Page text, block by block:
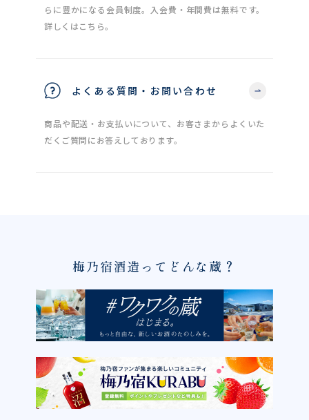
らに豊かになる会員制度。入会費・年間費は無料です。
詳しくはこちら。
よくある質問・お問い合わせ
商品や配送・お支払いについて、お客さまからよくいた
だくご質問にお答えしております。
梅乃宿酒造ってどんな蔵？